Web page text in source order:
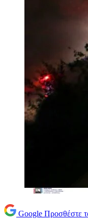
Google Προσθέστε